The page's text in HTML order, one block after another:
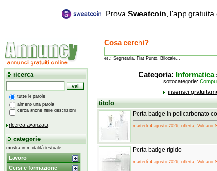
Prova Sweatcoin, l'app
Cosa cerchi?
es.: Segretaria, Fiat Punto, Bilocale...
ricerca
tutte le parole
almeno una parola
cerca anche nelle descrizioni
ricerca avanzata
categorie
mostra in modalità testuale
Lavoro
Corsi e formazione
Categoria: Informatica
sottocategorie:
inserisci
titolo
Porta badge in policarbonato
martedì 4 agosto 2026, offerta, Vulcano
Porta badge rigido
martedì 4 agosto 2026, offerta, Vulcano